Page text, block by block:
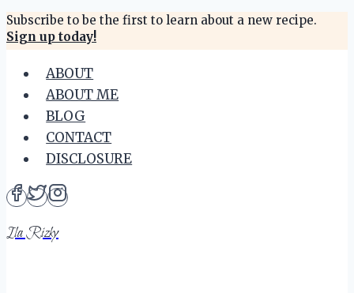
Skip
to
content
Subscribe to be the first to learn about a new recipe.
Sign up today!
ABOUT
ABOUT ME
BLOG
CONTACT
DISCLOSURE
Ila Rizky